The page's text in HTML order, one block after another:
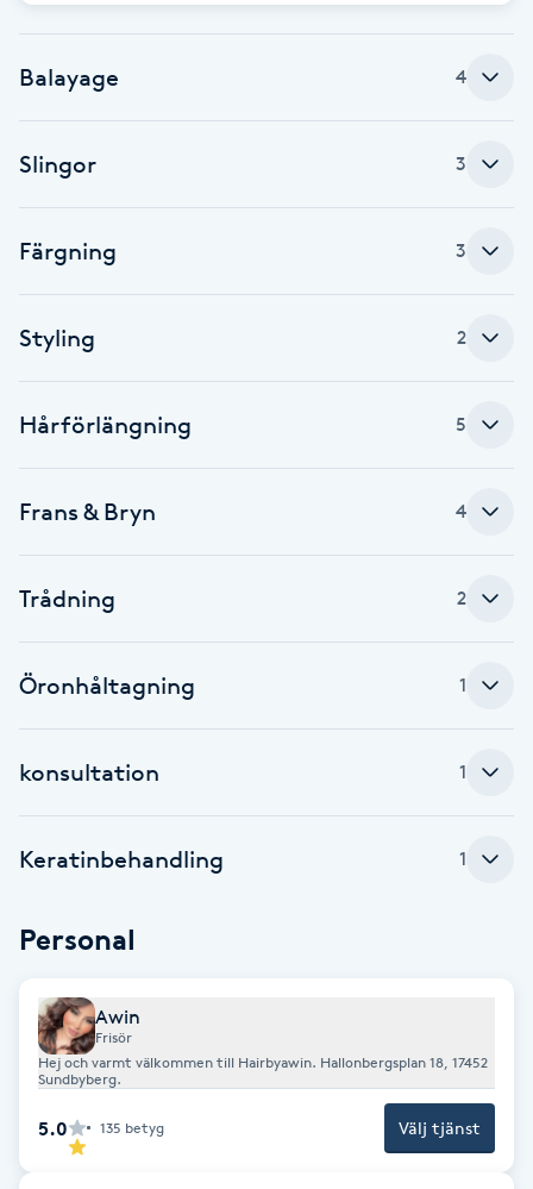
Eyeliner-tatuering
F
Face framing
Fet hårbotten
Fettreducering
Fotmassage
Fotsvamp
Fransar
Fransfärgning
Fransförlängning
Fransförlängning Megavolym
Fransförlängning Volym
Balayage 4
Slingor 3
Färgning 3
Styling 2
Hårförlängning 5
Frans & Bryn 4
Trådning 2
Öronhåltagning 1
konsultation 1
Keratinbehandling 1
Personal
Awin
Frisör
Hej och varmt välkommen till Hairbyawin. Hallonbergsplan 18, 17452
Sundbyberg.
5.0 135 betyg Välj tjänst